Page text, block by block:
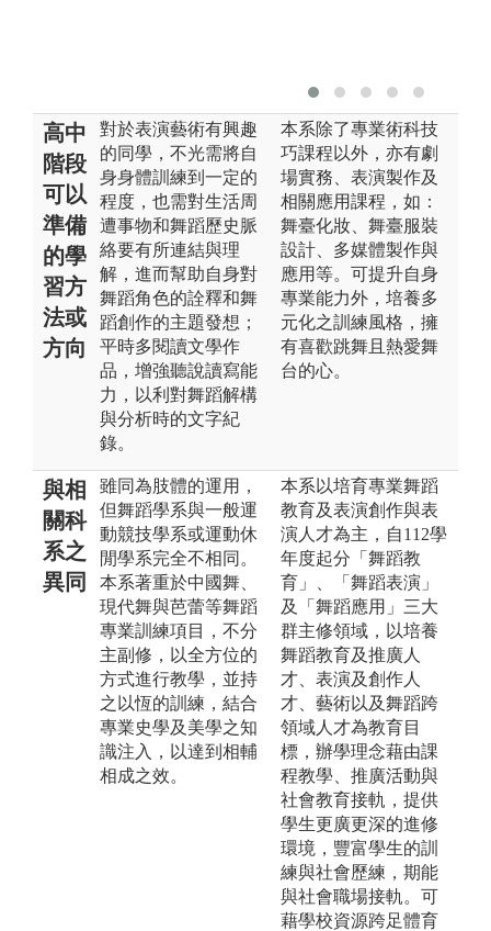
高中
階段
可以
準備
的學
習方
法或
方向
對於表演藝術有興趣
的同學，不光需將自
身身體訓練到一定的
程度，也需對生活周
遭事物和舞蹈歷史脈
絡要有所連結與理
解，進而幫助自身對
舞蹈角色的詮釋和舞
蹈創作的主題發想；
平時多閱讀文學作
品，增強聽說讀寫能
力，以利對舞蹈解構
與分析時的文字紀
錄。
本系除了專業術科技
巧課程以外，亦有劇
場實務、表演製作及
相關應用課程，如：
舞臺化妝、舞臺服裝
設計、多媒體製作與
應用等。可提升自身
專業能力外，培養多
元化之訓練風格，擁
有喜歡跳舞且熱愛舞
台的心。
與相
關科
系之
異同
雖同為肢體的運用，
但舞蹈學系與一般運
動競技學系或運動休
閒學系完全不相同。
本系著重於中國舞、
現代舞與芭蕾等舞蹈
專業訓練項目，不分
主副修，以全方位的
方式進行教學，並持
之以恆的訓練，結合
專業史學及美學之知
識注入，以達到相輔
相成之效。
本系以培育專業舞蹈
教育及表演創作與表
演人才為主，自112學
年度起分「舞蹈教
育」、「舞蹈表演」
及「舞蹈應用」三大
群主修領域，以培養
舞蹈教育及推廣人
才、表演及創作人
才、藝術以及舞蹈跨
領域人才為教育目
標，辦學理念藉由課
程教學、推廣活動與
社會教育接軌，提供
學生更廣更深的進修
環境，豐富學生的訓
練與社會歷練，期能
與社會職場接軌。可
藉學校資源跨足體育